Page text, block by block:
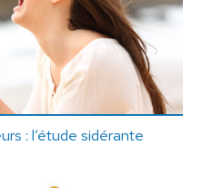
: l’étude sidérante